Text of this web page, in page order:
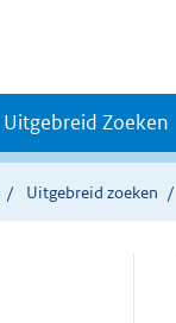
Uitgebreid Zoeken
Uitgebreid zoeken